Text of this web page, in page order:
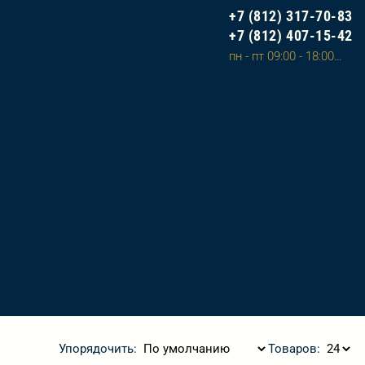
+7 (812) 317-70-83
+7 (812) 407-15-42
пн - пт 09:00 - 18:00, сб - вс 10:00 - 20:00 (сделать заказ на сайте и оплатить можно в любое время)
Упорядочить: Товаров: